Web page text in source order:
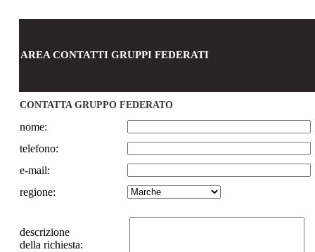
AREA CONTATTI GRUPPI FEDERATI
CONTATTA GRUPPO FEDERATO
nome:
telefono:
e-mail:
regione:
descrizione
della richiesta: